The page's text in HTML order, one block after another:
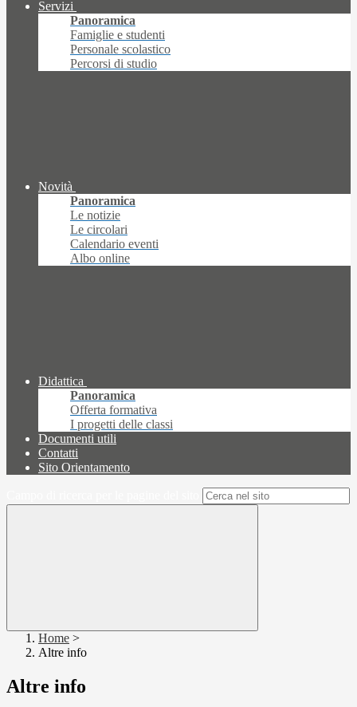
Servizi
Panoramica
Famiglie e studenti
Personale scolastico
Percorsi di studio
Novità
Panoramica
Le notizie
Le circolari
Calendario eventi
Albo online
Didattica
Panoramica
Offerta formativa
I progetti delle classi
Documenti utili
Contatti
Sito Orientamento
Home >
Altre info
Altre info